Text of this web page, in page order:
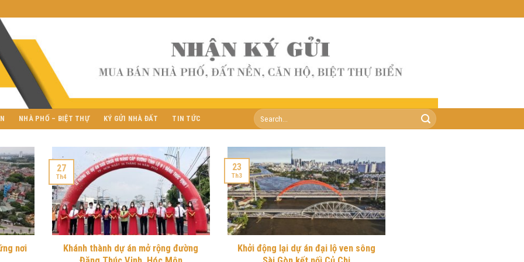
NHÀ PHỐ – BIỆT THỰ KÝ GỬI NHÀ ĐẤT TIN TỨC
nơi
Khánh thành dự án mở rộng đường
27
Th4
Khởi động lại dự án đại lộ ven sông
23
Th3